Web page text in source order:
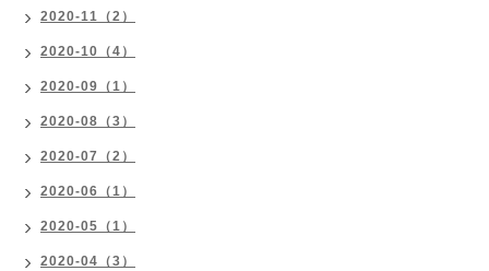
2020-11（2）
2020-10（4）
2020-09（1）
2020-08（3）
2020-07（2）
2020-06（1）
2020-05（1）
2020-04（3）